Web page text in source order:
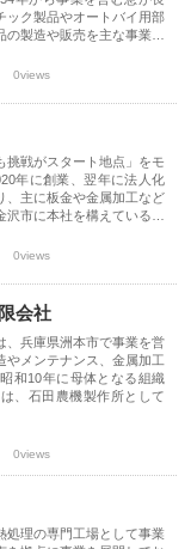
ック製品やオートバイ用部
の製造や販売を主な事業…
0views
挑戦がスタート地点」をモ
年に創業、翌年に法人化
、主に板金や金属加工など
沢市に本社を構えている…
0views
会社
、兵庫県洲本市で事業を営
やメンテナンス、金属加工
和10年に母体となる組織
、石田農機製作所として
0views
処理の専門工場として事業